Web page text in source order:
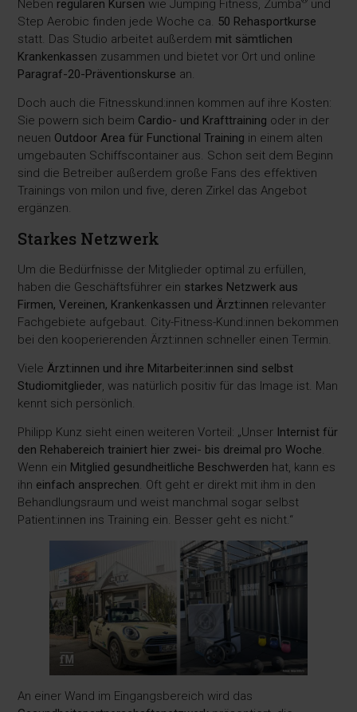
Neben regulären Kursen wie Jumping Fitness, Zumba
und
Step Aerobic finden jede Woche ca. 50 Rehasportkurse
statt. Das Studio arbeitet außerdem mit sämtlichen
Krankenkassen zusammen und bietet vor Ort und online
Paragraf-20-Präventionskurse an.
Doch auch die Fitnesskund:innen kommen auf ihre Kosten:
Sie powern sich beim Cardio- und Krafttraining oder in der
neuen Outdoor Area für Functional Training in einem alten
umgebauten Schiffscontainer aus. Schon seit dem Beginn
sind die Betreiber außerdem große Fans des effektiven
Trainings von milon und five, deren Zirkel das Angebot
ergänzen.
Starkes Netzwerk
Um die Bedürfnisse der Mitglieder optimal zu erfüllen,
haben die Geschäftsführer ein starkes Netzwerk aus
Firmen, Vereinen, Krankenkassen und Ärzt:innen relevanter
Fachgebiete aufgebaut. City-Fitness-Kund:innen bekommen
bei den kooperierenden Ärzt:innen schneller einen Termin.
VieleÄrzt:innen und ihre Mitarbeiter:innen sind selbst
Studiomitglieder, was natürlich positiv für das Image ist. Man
kennt sich persönlich.
Philipp Kunz sieht einen weiteren Vorteil: „Unser Internist für
den Rehabereich trainiert hier zwei- bis dreimal pro Woche.
Wenn ein Mitglied gesundheitliche Beschwerden hat, kann es
ihn einfach ansprechen. Oft geht er direkt mit ihm in den
Behandlungsraum und weist manchmal sogar selbst
Patient:innen ins Training ein. Besser geht es nicht.“
An einer Wand im Eingangsbereich wird das